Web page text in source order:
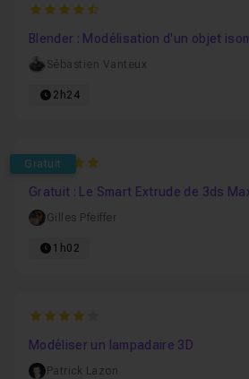
4.75
Blender : Modélisation d'un objet
Sébastien Vanteux
2h24
Gratuit
5
Gratuit : Le Smart Extrude de 3ds
Gilles Pfeiffer
1h02
4
Modéliser un lampadaire 3D
Patrick Lazon